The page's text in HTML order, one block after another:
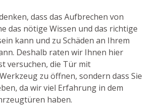
dass das Aufbrechen von
das nötige Wissen und das richtige
kann und zu Schäden an Ihrem
Deshalb raten wir Ihnen hier
versuchen, die Tür mit
zu öffnen, sondern dass Sie
da wir viel Erfahrung in dem
haben.